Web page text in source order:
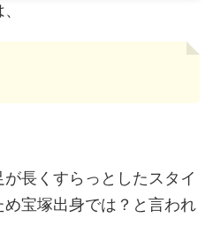
長くすらっとしたスタイ
宝塚出身では？と言われ